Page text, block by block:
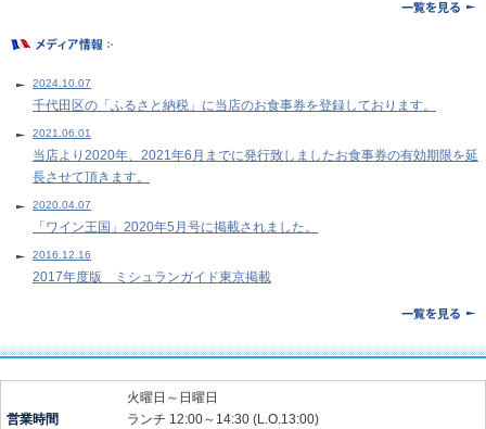
2024.10.07
千代田区の「ふるさと納税」に当店のお食事券を登録しております。
2021.06.01
当店より2020年、2021年6月までに発行致しましたお食事券の有効期限を延
長させて頂きます。
2020.04.07
「ワイン王国」2020年5月号に掲載されました。
2016.12.16
2017年度版 ミシュランガイド東京掲載
営業時間
火曜日～日曜日
ランチ 12:00～14:30 (L.O.13:00)